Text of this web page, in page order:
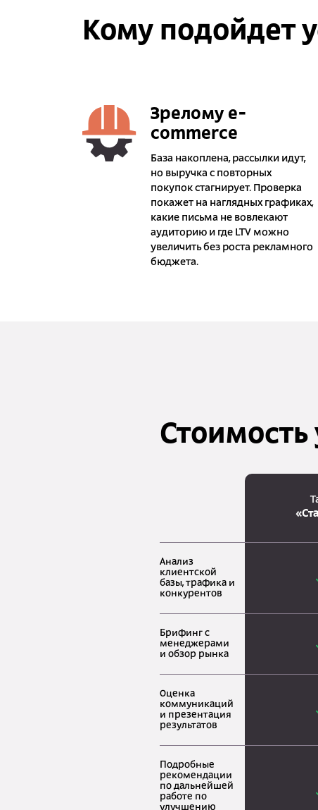
Кому подойдет
Зрелому e-
commerce
База накоплена, рассылки идут,
но выручка с повторных
покупок стагнирует. Проверка
покажет на наглядных графиках,
какие письма не вовлекают
аудиторию и где LTV можно
увеличить без роста рекламного
бюджета.
Стоимость
Анализ
клиентской
базы, трафика и
конкурентов
Брифинг с
менеджерами
и обзор рынка
Оценка
коммуникаций
и презентация
результатов
Подробные
рекомендации
по дальнейшей
работе по
улучшению